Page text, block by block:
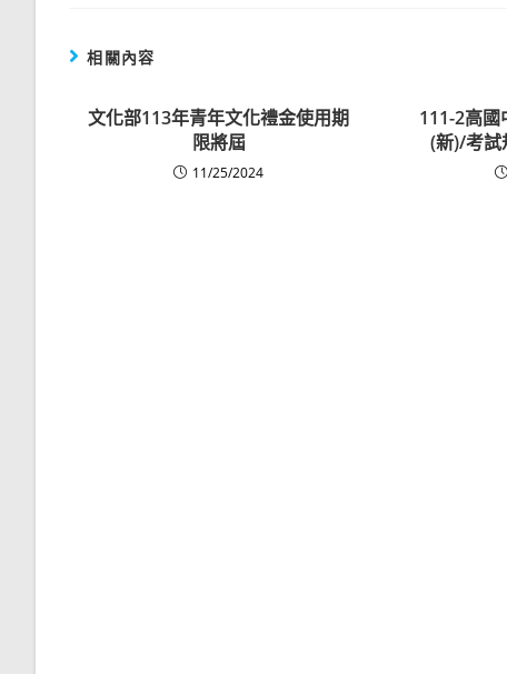
相關內容
文化部113年青年文化禮金使用期
限將屆
11/25/2024
111-2高國
(新)/考試